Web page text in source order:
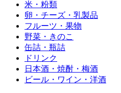
米・粉類
卵・チーズ・乳製品
フルーツ・果物
野菜・きのこ
缶詰・瓶詰
ドリンク
日本酒・焼酎・梅酒
ビール・ワイン・洋酒